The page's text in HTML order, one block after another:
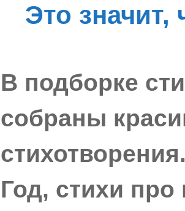
Это
В подборке
собраны
Год, стихи